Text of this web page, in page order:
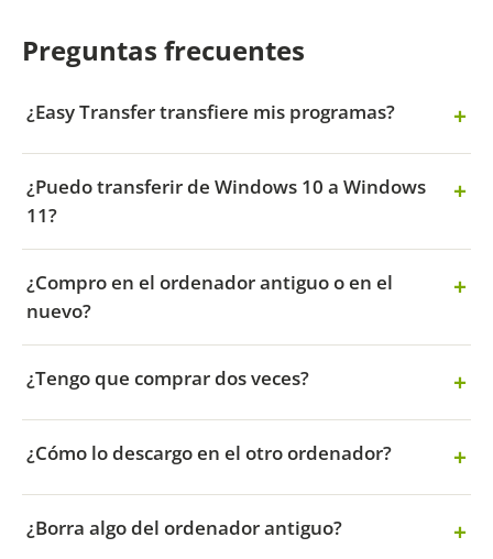
Preguntas frecuentes
¿Easy Transfer transfiere mis programas?
¿Puedo transferir de Windows 10 a Windows
11?
¿Compro en el ordenador antiguo o en el
nuevo?
¿Tengo que comprar dos veces?
¿Cómo lo descargo en el otro ordenador?
¿Borra algo del ordenador antiguo?